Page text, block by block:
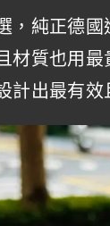
，純正德
材質也用
計出最有效